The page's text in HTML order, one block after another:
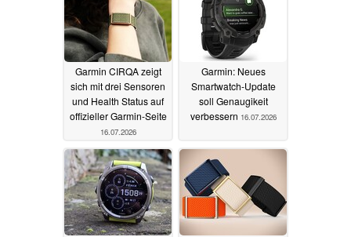
Garmin CIRQA zeigt
sich mit drei Sensoren
und Health Status auf
offizieller Garmin-Seite
16.07.2026
Garmin: Neues
Smartwatch-Update
soll Genaugikeit
verbessern 16.07.2026